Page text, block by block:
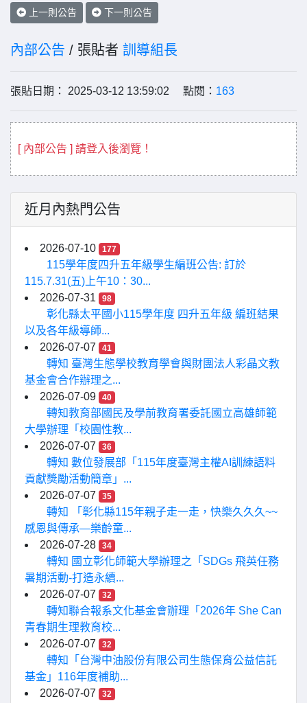
上一則公告 下一則公告
內部公告 / 張貼者 訓導組長
張貼日期： 2025-03-12 13:59:02 點閱： 163
[ 內部公告 ] 請登入後瀏覽！
近月內熱門公告
2026-07-10 177
115學年度四升五年級學生編班公告: 訂於
115.7.31(五)上午10：30...
2026-07-31
98
彰化縣太平國小115學年度 四升五年級 編班結果
以及各年級導師...
2026-07-07
41
轉知 臺灣生態學校教育學會與財團法人彩晶文教
基金會合作辦理之...
2026-07-09
40
轉知教育部國民及學前教育署委託國立高雄師範
大學辦理「校園性教...
2026-07-07
36
轉知 數位發展部「115年度臺灣主權AI訓練語料
貢獻獎勵活動簡章」...
2026-07-07
35
轉知 「彰化縣115年親子走一走，快樂久久久~~
感恩與傳承—樂齡童...
2026-07-28
34
轉知 國立彰化師範大學辦理之「SDGs 飛英任務
暑期活動-打造永續...
2026-07-07
32
轉知聯合報系文化基金會辦理「2026年 She Can
青春期生理教育校...
2026-07-07
32
轉知「台灣中油股份有限公司生態保育公益信託
基金」116年度補助...
2026-07-07
32